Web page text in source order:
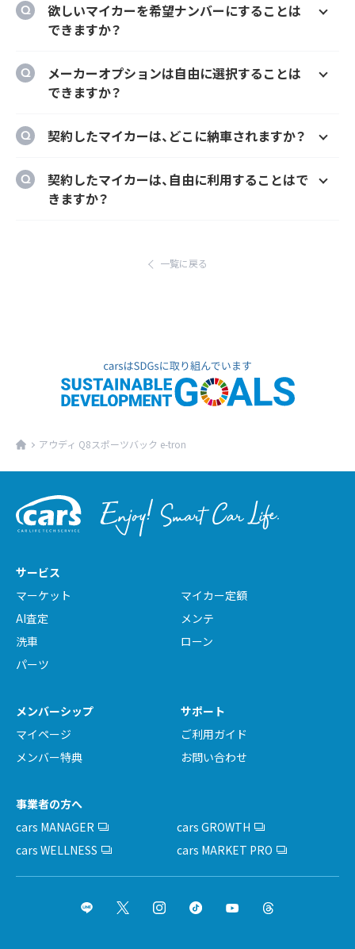
ー、契約期間、ボーナス払い等を自由に選択す
ることができます。
欲しいマイカーを希望ナンバーにすることは
できますか？
とができます。
メーカーオプションは自由に選択することは
できますか？
様にカーナビ、ドラレコ、ETC、フロアマット等
ます。
契約したマイカーは、どこに納車されますか？
とができます。
ただし、輸入車リース（新車）の場合、納車場所
契約したマイカーは、自由に利用することはで
きますか？
一覧に戻る
アウディ Q8スポーツバック e-tron
サービス
マーケット
マイカー定額
AI査定
メンテ
洗車
ローン
パーツ
メンバーシップ
マイページ
メンバー特典
サポート
ご利用ガイド
お問い合わせ
事業者の方へ
cars MANAGER
cars GROWTH
cars WELLNESS
cars MARKET PRO